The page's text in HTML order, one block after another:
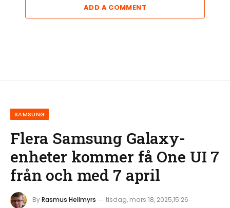
ADD A COMMENT
SAMSUNG
Flera Samsung Galaxy-
enheter kommer få One UI 7
från och med 7 april
ByRasmus Hellmyrs
tisdag, mars 18, 2025,15:26